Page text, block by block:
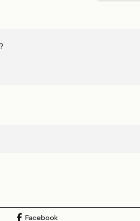
Facebook